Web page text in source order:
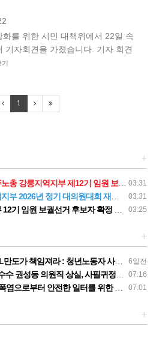
화를 위한 시민 대책위에서 22일 속
기자회견을 가졌습니다. 기자 회견
기
1
+
03.31
지역지부 제12기 임원 보궐선거결과 공고
03.31
2026년 정기 대의원대회 재소집 건
03.25
임원 보궐선거 후보자 확정 공고
+
6일전
자 사망사고의 철저한 진상규명과 재발방지 대책 마련하라
07.16
권성동 의원직 상실, 사필귀정이다
07.01
위한 민주노총 강원지역본부 폭염감시단 선포 기자회견
+